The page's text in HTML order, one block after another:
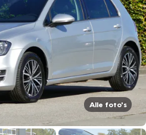
Alle foto's